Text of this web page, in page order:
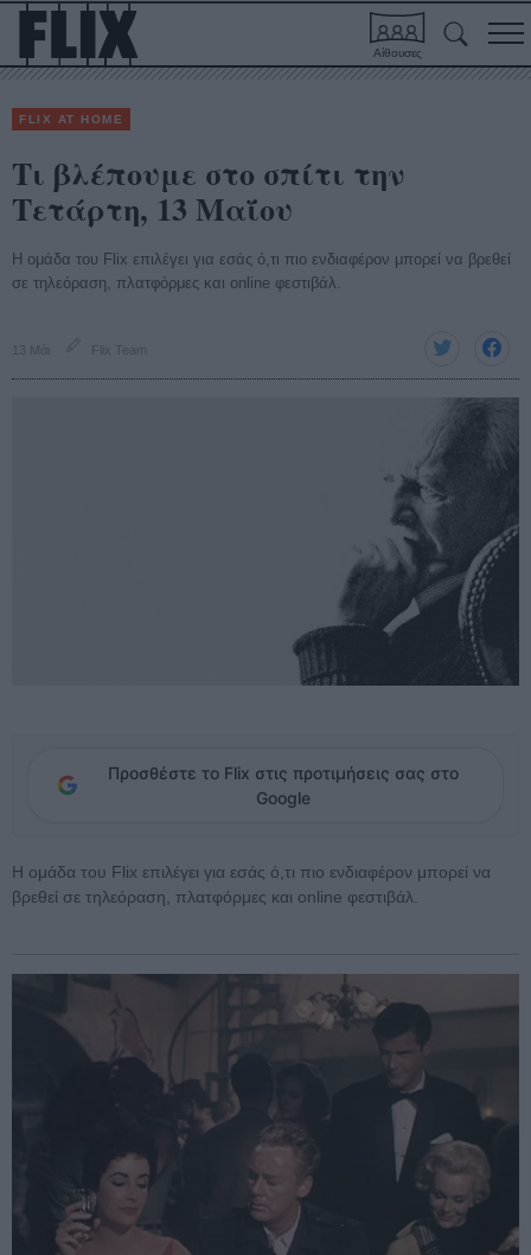
Αίθουσες
FLIX AT HOME
Τι βλέπουμε στο σπίτι την
Τετάρτη, 13 Μαΐου
Η ομάδα του Flix επιλέγει για εσάς ό,τι πιο ενδιαφέρον μπορεί να βρεθεί
σε τηλεόραση, πλατφόρμες και online φεστιβάλ.
13 Μάι Flix Team
Προσθέστε το Flix στις προτιμήσεις σας στο
Google
Η ομάδα του Flix επιλέγει για εσάς ό,τι πιο ενδιαφέρον μπορεί να
βρεθεί σε τηλεόραση, πλατφόρμες και online φεστιβάλ.